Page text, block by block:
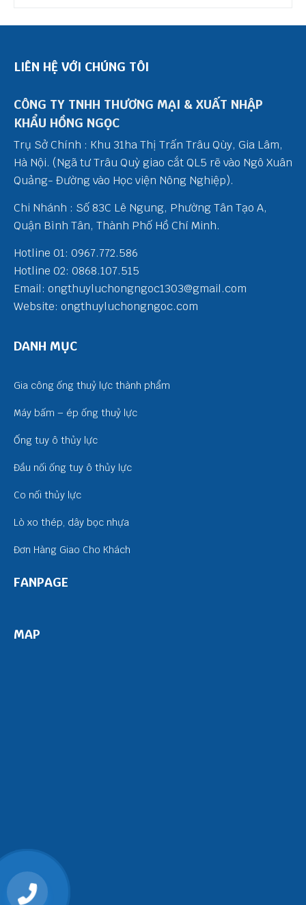
LIÊN HỆ VỚI CHÚNG TÔI
CÔNG TY TNHH THƯƠNG MẠI & XUẤT NHẬP
KHẨU HỒNG NGỌC
Trụ Sở Chính : Khu 31ha Thị Trấn Trâu Qùy, Gia Lâm,
Hà Nội. (Ngã tư Trâu Quỳ giao cắt QL5 rẽ vào Ngô Xuân
Quảng- Đường vào Học viện Nông Nghiệp).
Chi Nhánh : Số 83C Lê Ngung, Phường Tân Tạo A,
Quận Bình Tân, Thành Phố Hồ Chí Minh.
Hotline 01: 0967.772.586
Hotline 02: 0868.107.515
Email: ongthuyluchongngoc1303@gmail.com
Website: ongthuyluchongngoc.com
DANH MỤC
Gia công ống thuỷ lực thành phẩm
Máy bấm – ép ống thuỷ lực
Ống tuy ô thủy lực
Đầu nối ống tuy ô thủy lực
Co nối thủy lực
Lò xo thép, dây bọc nhựa
Đơn Hàng Giao Cho Khách
FANPAGE
MAP
0868107515